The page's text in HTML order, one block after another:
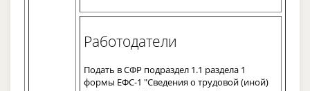
Работодатели
Подать в СФР подраздел 1.1 раздела 1
формы ЕФС-1 "Сведения о трудовой (иной)